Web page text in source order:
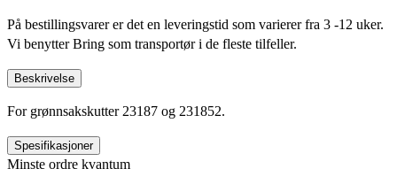
På bestillingsvarer er det en leveringstid som varierer fra 3 -12 uker.
Vi benytter Bring som transportør i de fleste tilfeller.
Beskrivelse
For grønnsakskutter 23187 og 231852.
Spesifikasjoner
Minste ordre kvantum